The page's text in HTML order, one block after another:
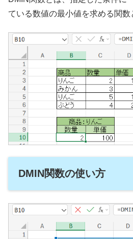
ている数値の最小値を求める関数
DMIN関数の使い方